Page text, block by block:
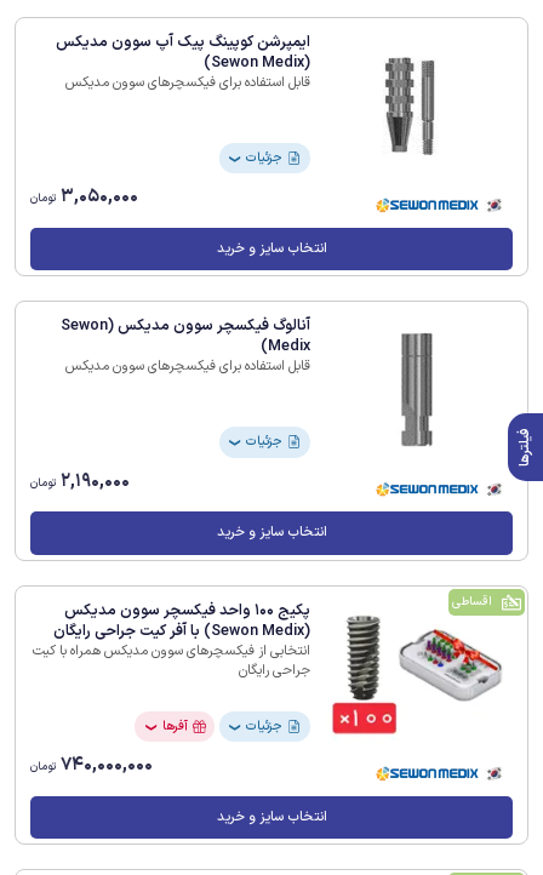
ایمپرشن کوپینگ پیک آپ سوون مدیکس
(Sewon Medix)
قابل استفاده برای فیکسچرهای سوون مدیکس
جزئیات ❯
3,050,000 تومان
انتخاب سایز و خرید
آنالوگ فیکسچر سوون مدیکس (Sewon
Medix)
قابل استفاده برای فیکسچرهای سوون مدیکس
جزئیات ❯
2,190,000 تومان
انتخاب سایز و خرید
اقساطی
پکیج 100 واحد فیکسچر سوون مدیکس
(Sewon Medix) با آفر کیت جراحی رایگان
انتخابی از فیکسچرهای سوون مدیکس همراه با کیت
جراحی رایگان
جزئیات ❯ آفرها ❯
740,000,000 تومان
انتخاب سایز و خرید
فیلترها